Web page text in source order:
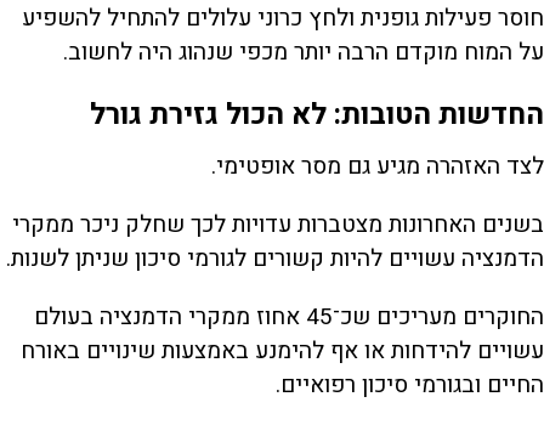
חוסר פעילות גופנית ולחץ כרוני עלולים להתחיל להשפיע
על המוח מוקדם הרבה יותר מכפי שנהוג היה לחשוב.
החדשות הטובות: לא הכול גזירת גורל
לצד האזהרה מגיע גם מסר אופטימי.
בשנים האחרונות מצטברות עדויות לכך שחלק ניכר ממקרי
הדמנציה עשויים להיות קשורים לגורמי סיכון שניתן לשנות.
החוקרים מעריכים שכ־45 אחוז ממקרי הדמנציה בעולם
עשויים להידחות או אף להימנע באמצעות שינויים באורח
החיים ובגורמי סיכון רפואיים.